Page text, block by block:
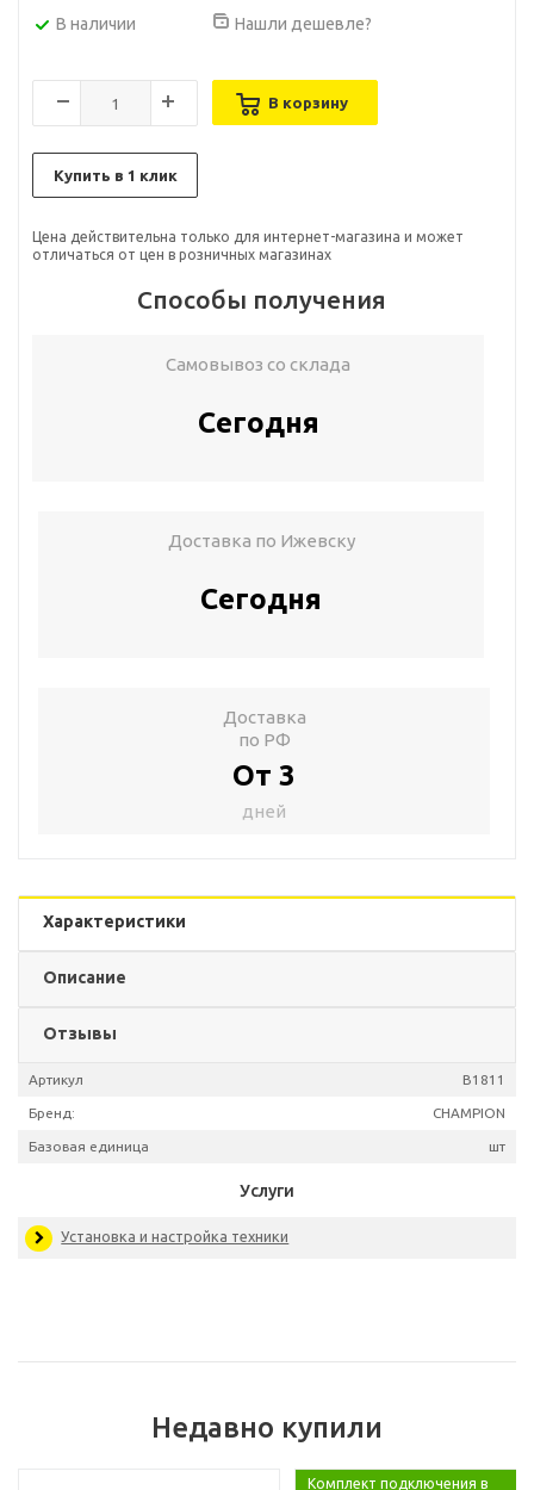
В наличии Нашли дешевле?
В корзину
Купить в 1 клик
Цена действительна только для интернет-магазина и может
отличаться от цен в розничных магазинах
Способы получения
Самовывоз со склада
Сегодня
Доставка по Ижевску
Сегодня
Доставка
по РФ
От 3
дней
Характеристики
Описание
Отзывы
Бренд:
Недавно купили
Комплект подключения в